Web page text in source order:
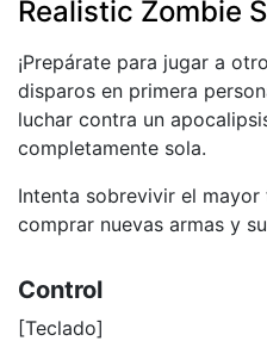
Realistic Zombie
¡Prepárate para jugar a
disparos en primera
luchar contra un
completamente sola.
Intenta sobrevivir el
comprar nuevas armas y
Control
[Teclado]